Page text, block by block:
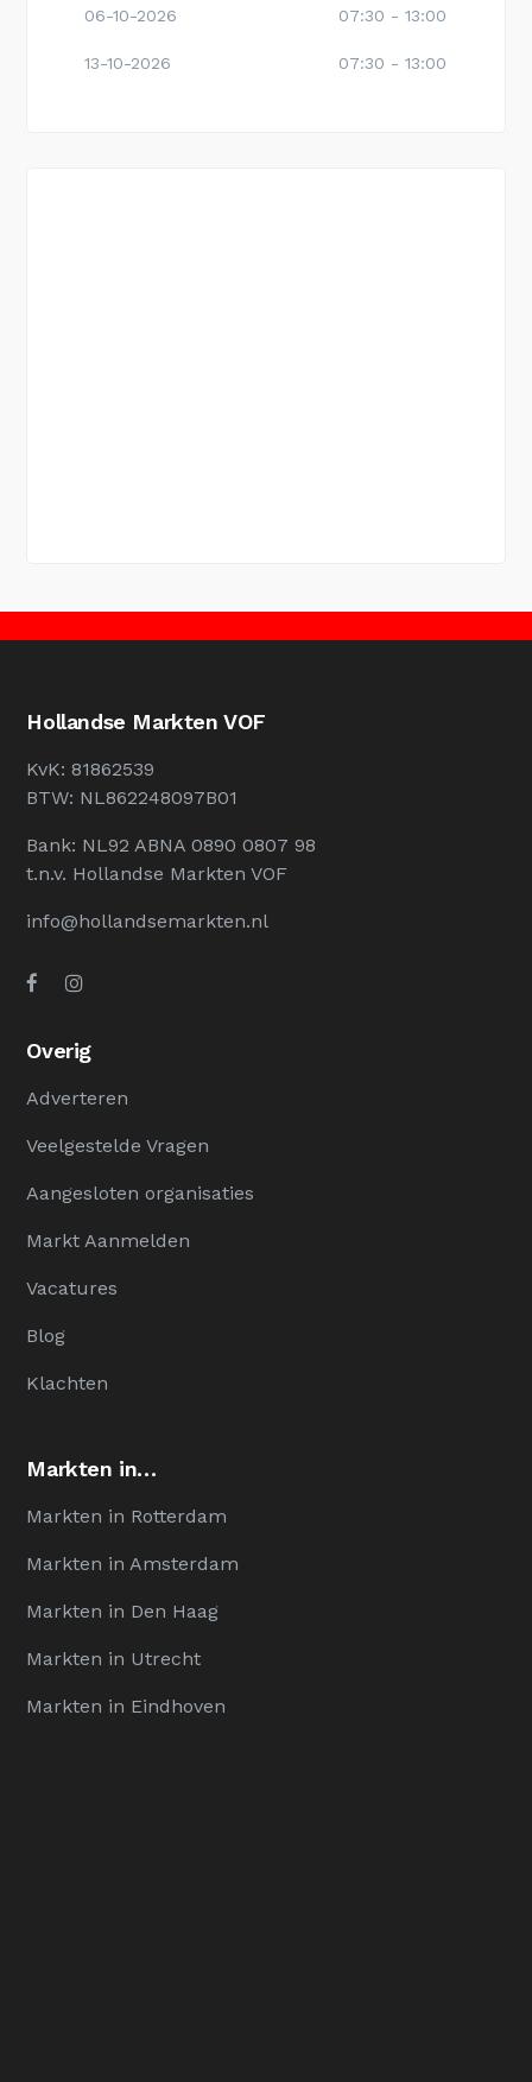
06-10-2026 07:30 - 13:00
13-10-2026 07:30 - 13:00
Hollandse Markten VOF
KvK: 81862539
BTW: NL862248097B01
Bank: NL92 ABNA 0890 0807 98
t.n.v. Hollandse Markten VOF
info@hollandsemarkten.nl
Overig
Adverteren
Veelgestelde Vragen
Aangesloten organisaties
Markt Aanmelden
Vacatures
Blog
Klachten
Markten in…
Markten in Rotterdam
Markten in Amsterdam
Markten in Den Haag
Markten in Utrecht
Markten in Eindhoven